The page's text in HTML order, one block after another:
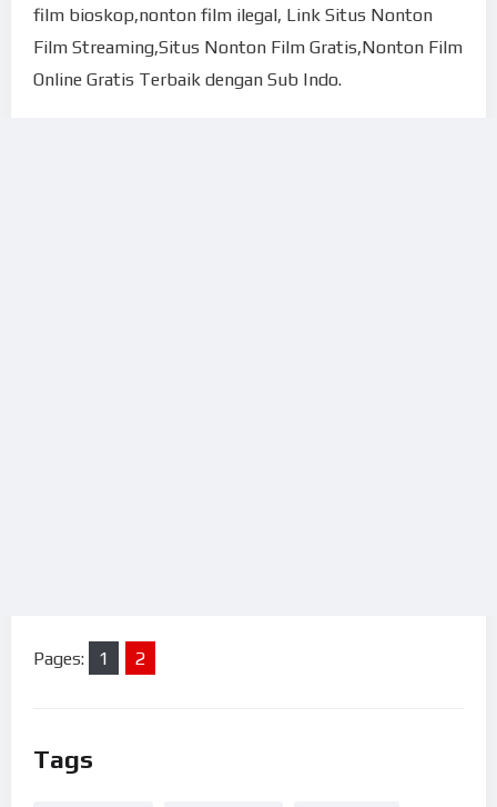
film bioskop,nonton film ilegal, Link Situs Nonton
Film Streaming,Situs Nonton Film Gratis,Nonton Film
Online Gratis Terbaik dengan Sub Indo.
Pages: 1 2
Tags